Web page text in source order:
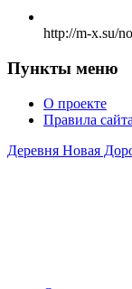
http://m-x.su/
Пункты меню
О проекте
Правила сайта
Деревня Новая